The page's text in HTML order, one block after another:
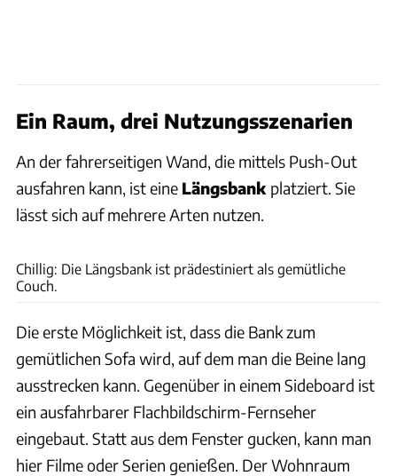
Ein Raum, drei Nutzungsszenarien
An der fahrerseitigen Wand, die mittels Push-Out
ausfahren kann, ist eine Längsbank platziert. Sie
lässt sich auf mehrere Arten nutzen.
Chillig: Die Längsbank ist prädestiniert als gemütliche
Couch.
Die erste Möglichkeit ist, dass die Bank zum
gemütlichen Sofa wird, auf dem man die Beine lang
ausstrecken kann. Gegenüber in einem Sideboard ist
ein ausfahrbarer Flachbildschirm-Fernseher
eingebaut. Statt aus dem Fenster gucken, kann man
hier Filme oder Serien genießen. Der Wohnraum